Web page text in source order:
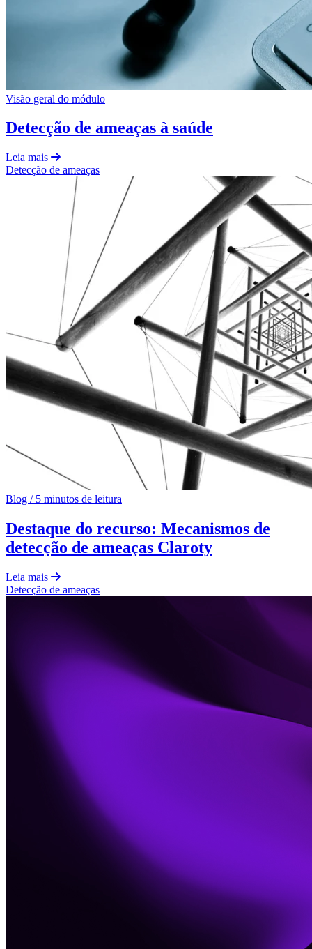
Visão geral do módulo
Detecção de ameaças à saúde
Leia mais
Detecção de ameaças
Blog /5 minutos de leitura
Destaque do recurso: Mecanismos de
detecção de ameaças Claroty
Leia mais
Detecção de ameaças